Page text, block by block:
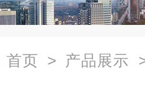
首页 > 产品展示